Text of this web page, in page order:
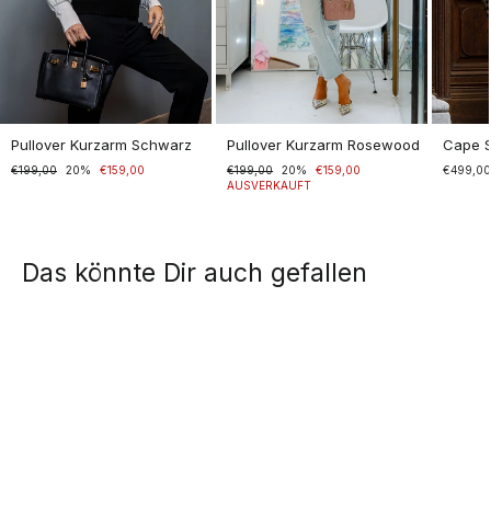
Pullover Kurzarm Schwarz
Normaler
€199,00
Sonderpreis20% €159,00
Pullover Kurzarm Rosewood
Normaler
Preis
€199,00
Sonderpreis20%
€159,00
AUSVERKAUFT
Cape
€499,00
Das könnte Dir auch gefallen